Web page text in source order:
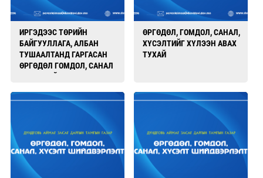
ИРГЭДЭЭС ТӨРИЙН
БАЙГУУЛЛАГА, АЛБАН
ТУШААЛТАНД ГАРГАСАН
ӨРГӨДӨЛ ГОМДОЛ, САНАЛ
ШИЙДВЭРЛЭЛТЭД ХЯНАЛТ
ТАВИХ, МЭДЭЭЛЭХ ЖУРАМ
ӨРГӨДӨЛ, ГОМДОЛ, САНАЛ,
ХҮСЭЛТИЙГ ХҮЛЭЭН АВАХ
ТУХАЙ